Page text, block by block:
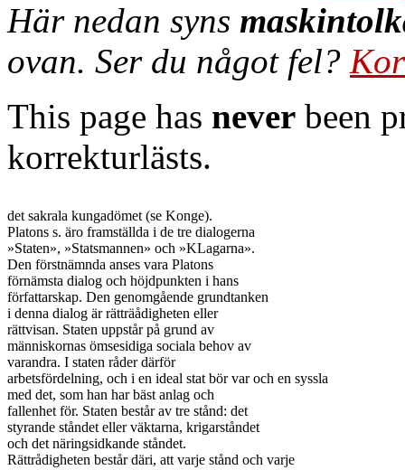
Här nedan syns
ovan. Ser du något fel?
This page has never been
korrekturlästs.
det sakrala kungadömet (se Konge).
Platons s. äro framställda i de tre dialogerna
»Staten», »Statsmannen» och »KLagarna».
Den förstnämnda anses vara Platons
förnämsta dialog och höjdpunkten i hans
författarskap. Den genomgående grundtanken
i denna dialog är rätträådigheten eller
rättvisan. Staten uppstår på grund av
människornas ömsesidiga sociala behov av
varandra. I staten råder därför
arbetsfördelning, och i en ideal stat bör var och en syssla
med det, som han har bäst anlag och
fallenhet för. Staten består av tre stånd: det
styrande ståndet eller väktarna, krigarståndet
och det näringsidkande ståndet.
Rättrådigheten består däri, att varje stånd och varje